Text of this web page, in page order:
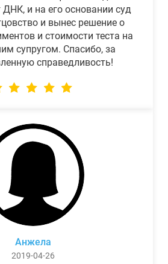
ДНК, и на его основании суд
и вынес решение о
и стоимости теста на
супругом. Спасибо, за
справедливость!
Анжела
2019-04-26